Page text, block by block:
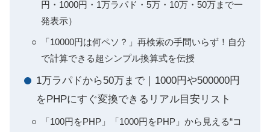
円・1000円・1万ラパド・5万・10万・50万まで一
発表示）
「10000円は何ペソ？」再検索の手間いらず！自分
で計算できる超シンプル換算式を伝授
1万ラパドから50万まで｜1000円や500000円
をPHPにすぐ変換できるリアル目安リスト
「100円をPHP」「1000円をPHP」から見える“コ